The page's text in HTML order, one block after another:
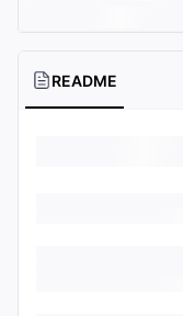
README